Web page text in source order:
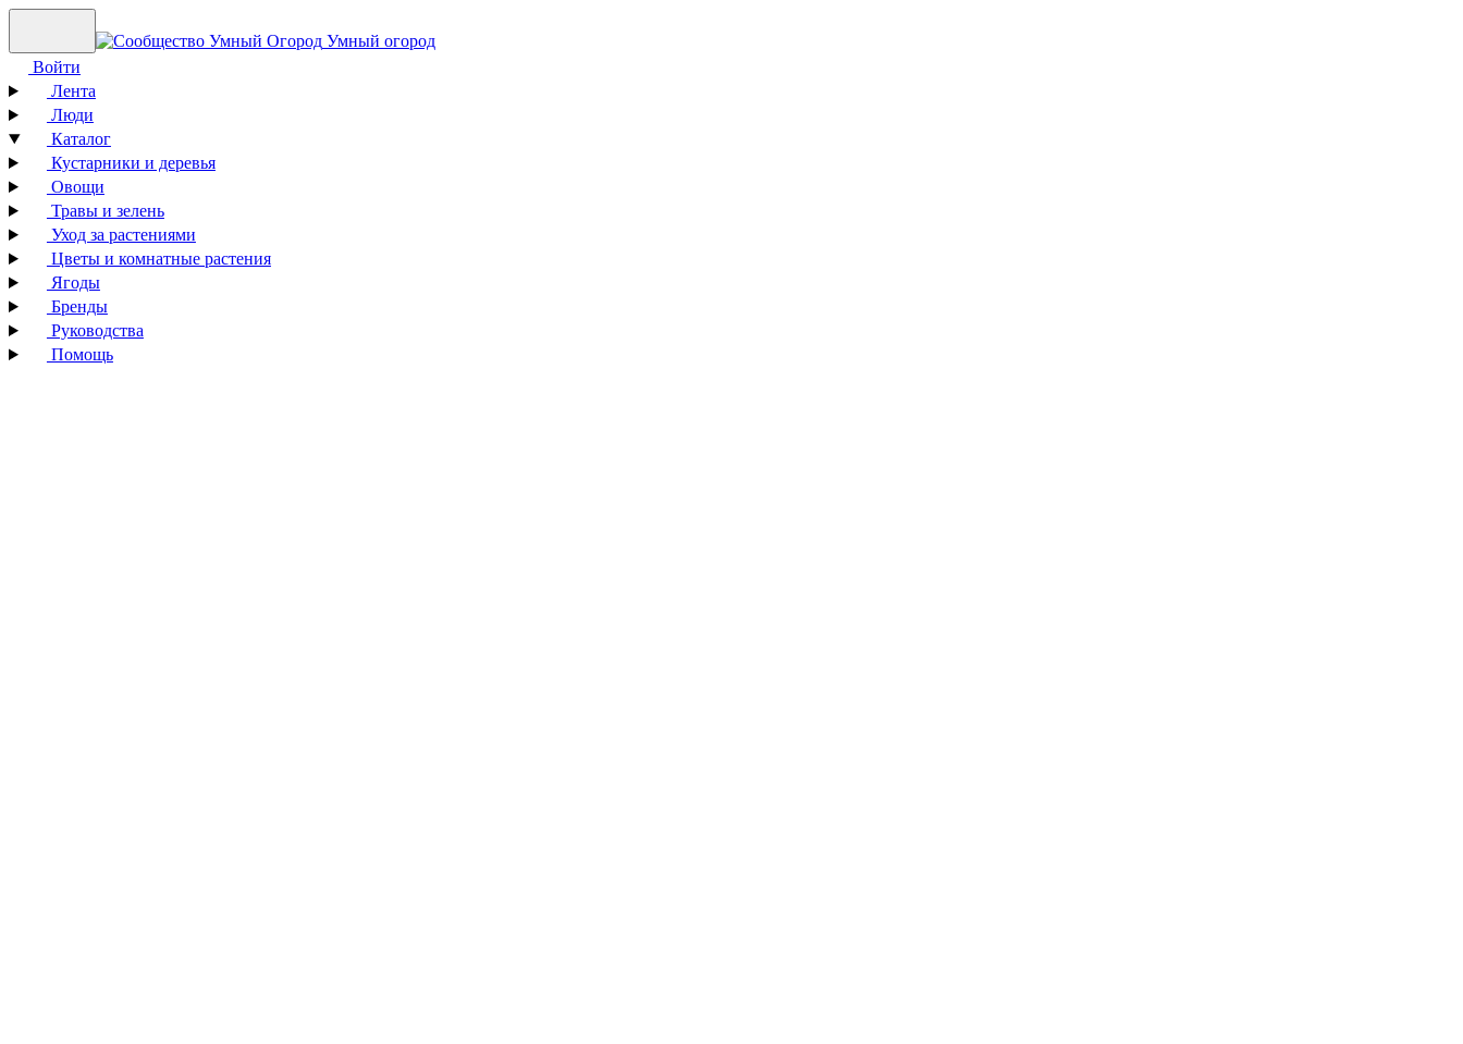
Умный огород
Войти
Лента
Люди
Каталог
Кустарники и деревья
Овощи
Травы и зелень
Уход за растениями
Цветы и комнатные растения
Ягоды
Бренды
Руководства
Помощь